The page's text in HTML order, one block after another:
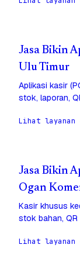
Jasa Bikin
Ulu Timur
Aplikasi kasir
stok, laporan,
Lihat layanan
Jasa Bikin
Ogan
Kasir khusus
stok bahan,
Lihat layanan